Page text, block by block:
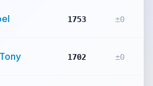
1753 ±0
1702 ±0